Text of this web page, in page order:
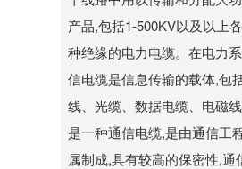
产品,包括1-500KV以及以上
种绝缘的电力电缆。在电力
信电缆是信息传输的载体,包
线、光缆、数据电缆、电磁
是一种通信电缆,是由通信工
属制成,具有较高的保密性,通